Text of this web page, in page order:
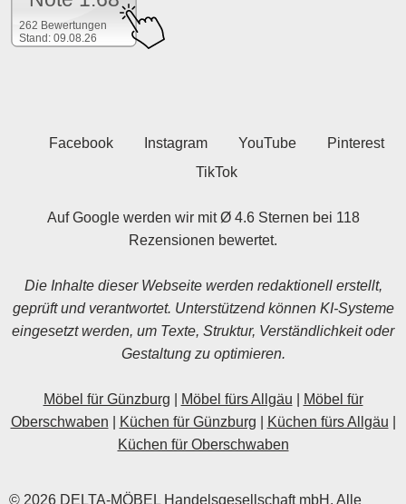
262 Bewertungen
Stand: 09.08.26
Facebook Instagram YouTube
Pinterest
TikTok
Auf Google werden wir mit Ø 4.6 Sternen bei 118
Rezensionen bewertet.
Die Inhalte dieser Webseite werden redaktionell erstellt,
geprüft und verantwortet. Unterstützend können KI-Systeme
eingesetzt werden, um Texte, Struktur, Verständlichkeit oder
Gestaltung zu optimieren.
Möbel für Günzburg Möbel fürs Allgäu
Möbel für
Oberschwaben
Küchen für Günzburg Küchen fürs Allgäu
Küchen für Oberschwaben
© 2026 DELTA-MÖBEL Handelsgesellschaft mbH. Alle